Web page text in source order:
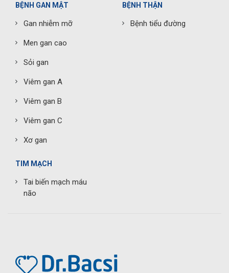
BỆNH GAN MẬT
Gan nhiễm mỡ
Men gan cao
Sỏi gan
Viêm gan A
Viêm gan B
Viêm gan C
Xơ gan
BỆNH THẬN
Bệnh tiểu đường
TIM MẠCH
Tai biến mạch máu
não